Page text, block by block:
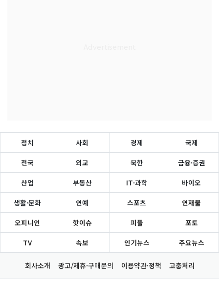
정치 사회 경제 국제
전국 외교 북한 금융·증권
산업 부동산 IT·과학 바이오
생활·문화 연예 스포츠 연재물
오피니언 핫이슈 피플 포토
TV 속보 인기뉴스 주요뉴스
회사소개 광고/제휴·구매문의 이용약관·정책 고충처리